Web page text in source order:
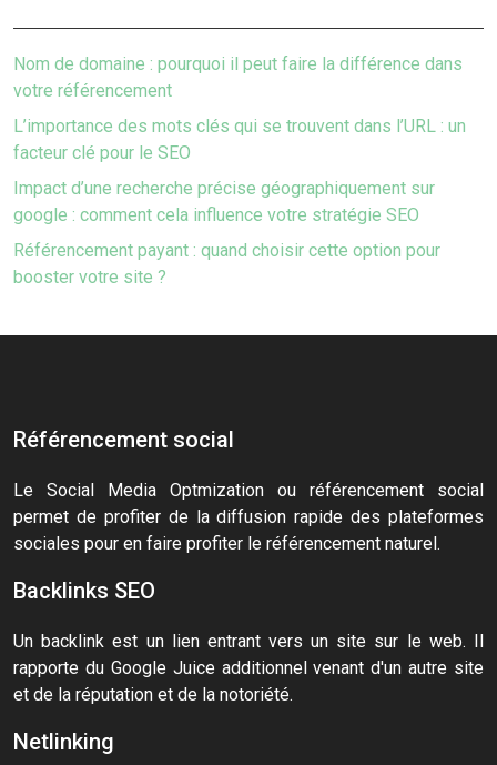
Nom de domaine : pourquoi il peut faire la différence dans
votre référencement
L’importance des mots clés qui se trouvent dans l’URL : un
facteur clé pour le SEO
Impact d’une recherche précise géographiquement sur
google : comment cela influence votre stratégie SEO
Référencement payant : quand choisir cette option pour
booster votre site ?
Référencement social
Le Social Media Optmization ou référencement social
permet de profiter de la diffusion rapide des plateformes
sociales pour en faire profiter le référencement naturel.
Backlinks SEO
Un backlink est un lien entrant vers un site sur le web. Il
rapporte du Google Juice additionnel venant d'un autre site
et de la réputation et de la notoriété.
Netlinking